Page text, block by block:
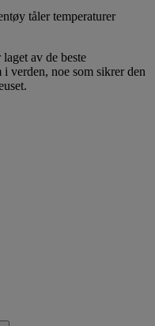
tåler temperaturer
av de beste
verden, noe som sikrer den